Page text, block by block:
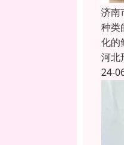
济南
种类
化的
河北
24-